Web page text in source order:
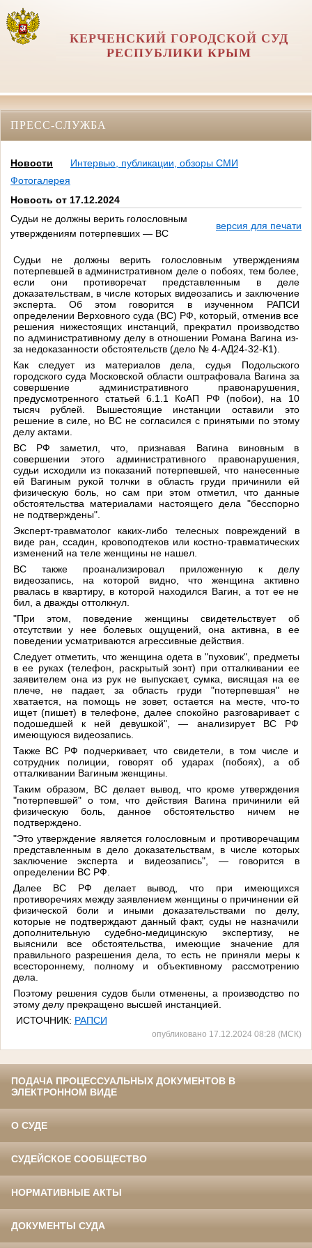
КЕРЧЕНСКИЙ ГОРОДСКОЙ СУД
РЕСПУБЛИКИ КРЫМ
ПРЕСС-СЛУЖБА
Новости
Интервью, публикации, обзоры СМИ
Фотогалерея
Новость от 17.12.2024
Судьи не должны верить голословным
утверждениям потерпевших — ВС
версия для печати
Судьи не должны верить голословным утверждениям
потерпевшей в административном деле о побоях, тем более,
если они противоречат представленным в деле
доказательствам, в числе которых видеозапись и заключение
эксперта. Об этом говорится в изученном РАПСИ
определении Верховного суда (ВС) РФ, который, отменив все
решения нижестоящих инстанций, прекратил производство
по административному делу в отношении Романа Вагина из-
за недоказанности обстоятельств (дело № 4-АД24-32-К1).
Как следует из материалов дела, судья Подольского
городского суда Московской области оштрафовала Вагина за
совершение административного правонарушения,
предусмотренного статьей 6.1.1 КоАП РФ (побои), на 10
тысяч рублей. Вышестоящие инстанции оставили это
решение в силе, но ВС не согласился с принятыми по этому
делу актами.
ВС РФ заметил, что, признавая Вагина виновным в
совершении этого административного правонарушения,
судьи исходили из показаний потерпевшей, что нанесенные
ей Вагиным рукой толчки в область груди причинили ей
физическую боль, но сам при этом отметил, что данные
обстоятельства материалами настоящего дела "бесспорно
не подтверждены".
Эксперт-травматолог каких-либо телесных повреждений в
виде ран, ссадин, кровоподтеков или костно-травматических
изменений на теле женщины не нашел.
ВС также проанализировал приложенную к делу
видеозапись, на которой видно, что женщина активно
рвалась в квартиру, в которой находился Вагин, а тот ее не
бил, а дважды оттолкнул.
"При этом, поведение женщины свидетельствует об
отсутствии у нее болевых ощущений, она активна, в ее
поведении усматриваются агрессивные действия.
Следует отметить, что женщина одета в "пуховик", предметы
в ее руках (телефон, раскрытый зонт) при отталкивании ее
заявителем она из рук не выпускает, сумка, висящая на ее
плече, не падает, за область груди "потерпевшая" не
хватается, на помощь не зовет, остается на месте, что-то
ищет (пишет) в телефоне, далее спокойно разговаривает с
подошедшей к ней девушкой", — анализирует ВС РФ
имеющуюся видеозапись.
Также ВС РФ подчеркивает, что свидетели, в том числе и
сотрудник полиции, говорят об ударах (побоях), а об
отталкивании Вагиным женщины.
Таким образом, ВС делает вывод, что кроме утверждения
"потерпевшей" о том, что действия Вагина причинили ей
физическую боль, данное обстоятельство ничем не
подтверждено.
"Это утверждение является голословным и противоречащим
представленным в дело доказательствам, в числе которых
заключение эксперта и видеозапись", — говорится в
определении ВС РФ.
Далее ВС РФ делает вывод, что при имеющихся
противоречиях между заявлением женщины о причинении ей
физической боли и иными доказательствами по делу,
которые не подтверждают данный факт, суды не назначили
дополнительную судебно-медицинскую экспертизу, не
выяснили все обстоятельства, имеющие значение для
правильного разрешения дела, то есть не приняли меры к
всестороннему, полному и объективному рассмотрению
дела.
Поэтому решения судов были отменены, а производство по
этому делу прекращено высшей инстанцией.
ИСТОЧНИК: РАПСИ
опубликовано 17.12.2024 08:28 (МСК)
ПОДАЧА ПРОЦЕССУАЛЬНЫХ ДОКУМЕНТОВ В
ЭЛЕКТРОННОМ ВИДЕ
О СУДЕ
СУДЕЙСКОЕ СООБЩЕСТВО
НОРМАТИВНЫЕ АКТЫ
ДОКУМЕНТЫ СУДА